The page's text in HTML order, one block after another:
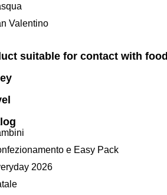
Valentino
suitable for contact with food
e Easy Pack
2026